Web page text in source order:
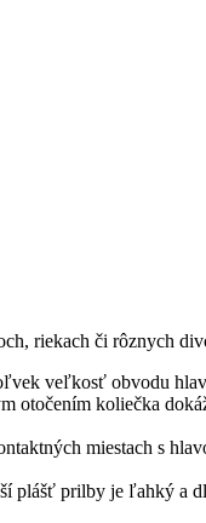
riekach či rôznych
veľkosť obvodu
otočením koliečka
miestach s
plášť prilby je ľahký a